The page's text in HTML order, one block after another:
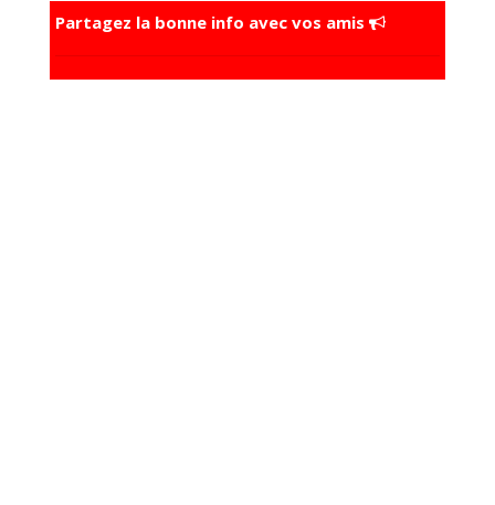
Partagez la bonne info avec vos amis